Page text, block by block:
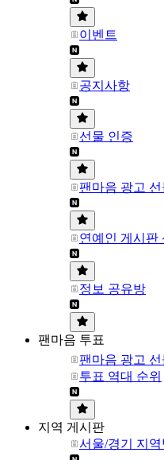
이벤트
공지사항
선물 인증
팬마음 광고 선
연예인 게시판
정보 공유방
팬마음 투표
팬마음 광고 선
투표 역대 순위
지역 게시판
서울/경기 지역